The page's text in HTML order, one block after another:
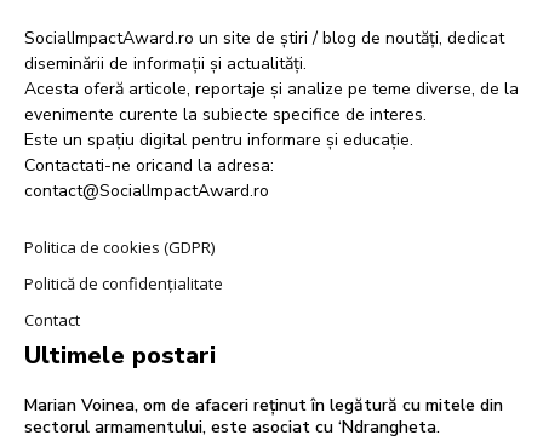
SocialImpactAward.ro un site de știri / blog de noutăți, dedicat
diseminării de informații și actualități.
Acesta oferă articole, reportaje și analize pe teme diverse, de la
evenimente curente la subiecte specifice de interes.
Este un spațiu digital pentru informare și educație.
Contactati-ne oricand la adresa:
contact@SocialImpactAward.ro
Politica de cookies (GDPR)
Politică de confidențialitate
Contact
Ultimele postari
Marian Voinea, om de afaceri reținut în legătură cu mitele din
sectorul armamentului, este asociat cu ‘Ndrangheta.